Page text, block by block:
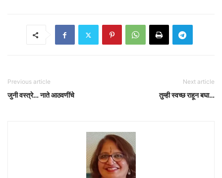
Previous article
जुनी वस्त्रे… नाते आठवणींचे
Next article
तुम्ही स्वच्छ राहून बघा…